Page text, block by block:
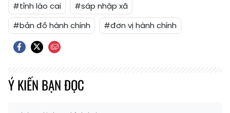
#tỉnh lào cai
#sáp nhập xã
#bản đồ hành chính
#đơn vị hành chính
Ý KIẾN BẠN ĐỌC